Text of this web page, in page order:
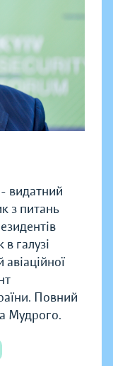
видатний
з питань
галузі
Повний
Мудрого.